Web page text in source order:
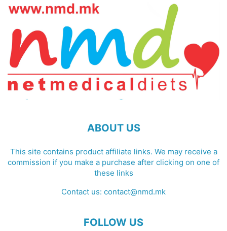
ABOUT US
This site contains product affiliate links. We may receive a
commission if you make a purchase after clicking on one of
these links
Contact us: contact@nmd.mk
FOLLOW US